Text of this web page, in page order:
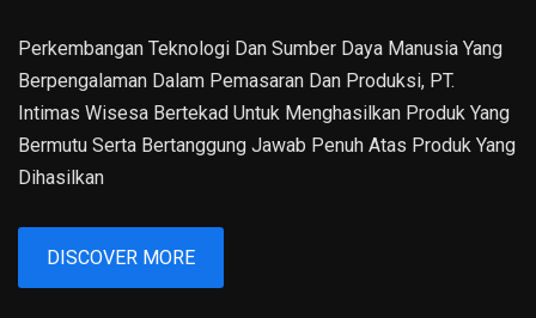
Perkembangan Teknologi Dan Sumber Daya Manusia Yang
Berpengalaman Dalam Pemasaran Dan Produksi, PT.
Intimas Wisesa Bertekad Untuk Menghasilkan Produk Yang
Bermutu Serta Bertanggung Jawab Penuh Atas Produk Yang
Dihasilkan
DISCOVER MORE